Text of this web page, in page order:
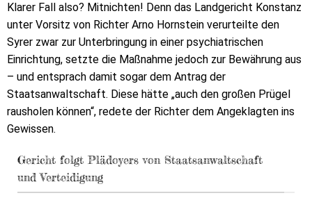
Klarer Fall also? Mitnichten! Denn das Landgericht Konstanz
unter Vorsitz von Richter Arno Hornstein verurteilte den
Syrer zwar zur Unterbringung in einer psychiatrischen
Einrichtung, setzte die Maßnahme jedoch zur Bewährung aus
– und entsprach damit sogar dem Antrag der
Staatsanwaltschaft. Diese hätte „auch den großen Prügel
rausholen können“, redete der Richter dem Angeklagten ins
Gewissen.
Gericht folgt Plädoyers von Staatsanwaltschaft
und Verteidigung